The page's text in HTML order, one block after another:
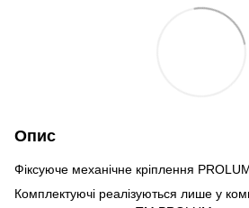
Опис
Фіксуюче механічне кріплення
Комплектуючі реалізуються лише у